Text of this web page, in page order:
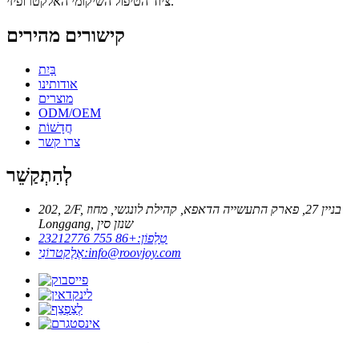
קישורים מהירים
בַּיִת
אודותינו
מוצרים
ODM/OEM
חֲדָשׁוֹת
צרו קשר
לְהִתְקַשֵׁר
202, 2/F, בניין 27, פארק התעשייה הדאפא, קהילת לונגשי, מחוז
Longgang, שנזן סין
טֵלֵפוֹן:+86 755 23212776
אֶלֶקטרוֹנִי:info@roovjoy.com